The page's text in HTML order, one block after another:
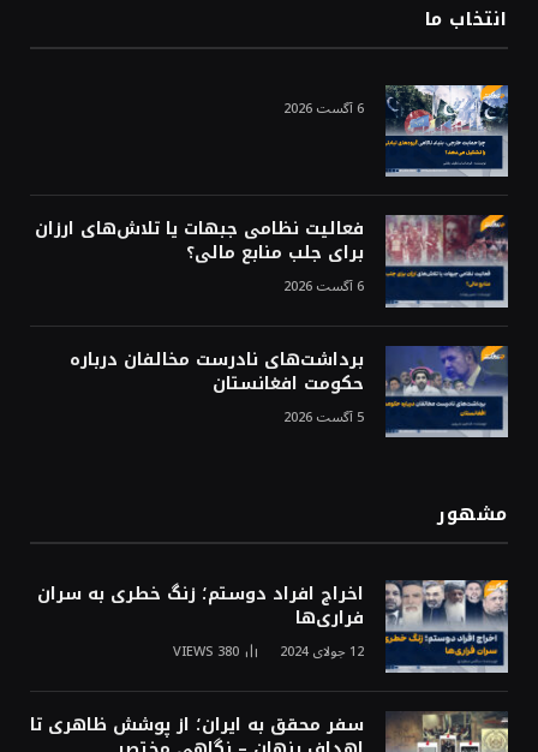
انتخاب ما
6 آگست 2026
فعالیت نظامی جبهات یا تلاش‌های ارزان
برای جلب منابع مالی؟
6 آگست 2026
برداشت‌های نادرست مخالفان درباره
حکومت افغانستان
5 آگست 2026
مشهور
اخراج افراد دوستم؛ زنگ خطری به سران
فراری‌ها
12 جولای 2024 380
VIEWS
سفر محقق به ایران؛ از پوشش ظاهری تا